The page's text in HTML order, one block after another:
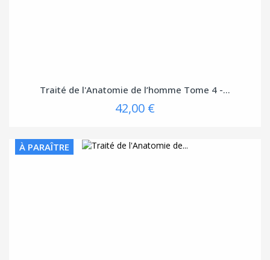
Traité de l'Anatomie de l’homme Tome 4 -...
42,00 €
À PARAÎTRE